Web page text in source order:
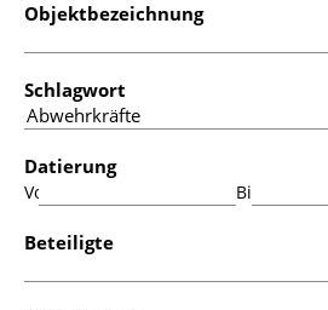
Objektbezeichnung
Schlagwort
Datierung
Von: Bis:
Beteiligte